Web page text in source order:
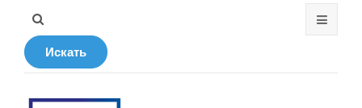
Искать